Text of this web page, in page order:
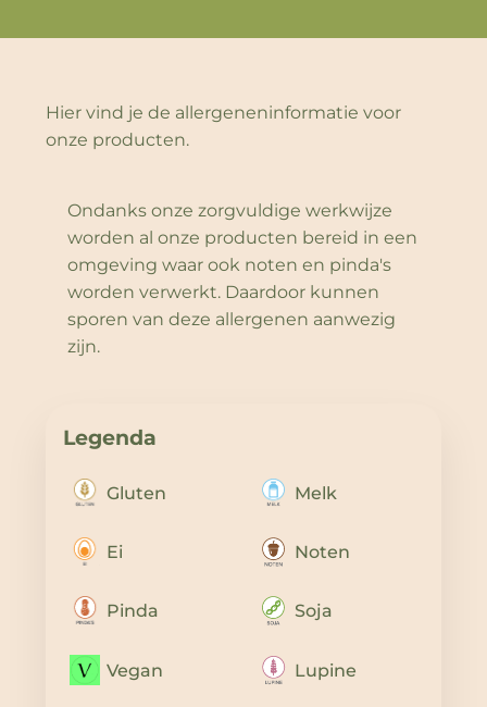
Hier vind je de allergeneninformatie voor
onze producten.
Ondanks onze zorgvuldige werkwijze
worden al onze producten bereid in een
omgeving waar ook noten en pinda's
worden verwerkt. Daardoor kunnen
sporen van deze allergenen aanwezig
zijn.
Legenda
Gluten Melk
Ei Noten
Pinda Soja
Vegan Lupine